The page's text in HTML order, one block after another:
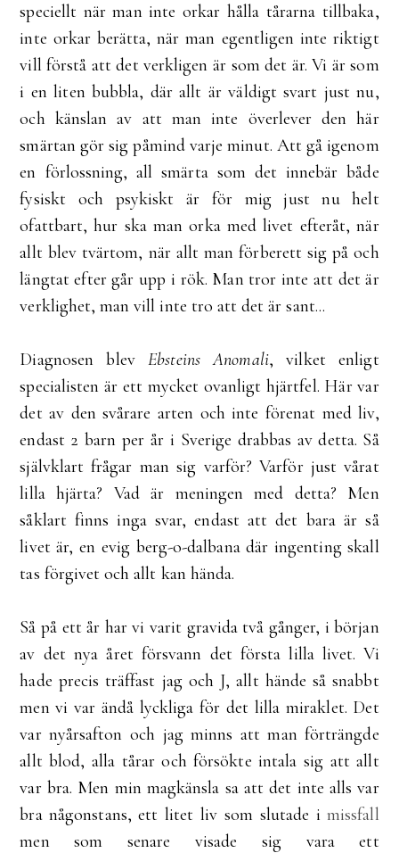
speciellt när man inte orkar hålla tårarna tillbaka,
inte orkar berätta, när man egentligen inte riktigt
vill förstå att det verkligen är som det är. Vi är som
i en liten bubbla, där allt är väldigt svart just nu,
och känslan av att man inte överlever den här
smärtan gör sig påmind varje minut. Att gå igenom
en förlossning, all smärta som det innebär både
fysiskt och psykiskt är för mig just nu helt
ofattbart, hur ska man orka med livet efteråt, när
allt blev tvärtom, när allt man förberett sig på och
längtat efter går upp i rök. Man tror inte att det är
verklighet, man vill inte tro att det är sant...
Diagnosen blevEbsteins Anomali, vilket enligt
specialisten är ett mycket ovanligt hjärtfel. Här var
det av den svårare arten och inte förenat med liv,
endast 2 barn per år i Sverige drabbas av detta. Så
självklart frågar man sig varför? Varför just vårat
lilla hjärta? Vad är meningen med detta? Men
såklart finns inga svar, endast att det bara är så
livet är, en evig berg-o-dalbana där ingenting skall
tas förgivet och allt kan hända.
Så på ett år har vi varit gravida två gånger, i början
av det nya året försvann det första lilla livet. Vi
hade precis träffast jag och J, allt hände så snabbt
men vi var ändå lyckliga för det lilla miraklet. Det
var nyårsafton och jag minns att man förträngde
allt blod, alla tårar och försökte intala sig att allt
var bra. Men min magkänsla sa att det inte alls var
bra någonstans, ett litet liv som slutade imissfall
men som senare visade sig vara ett